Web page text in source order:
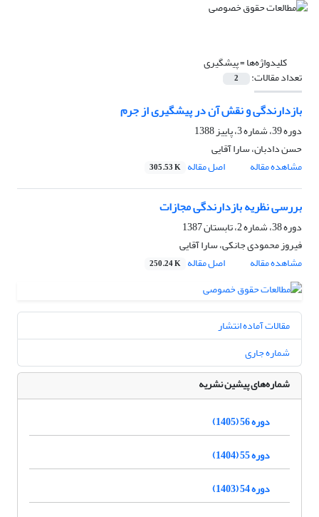
کلیدواژه‌ها =پیشگیری
تعداد مقالات: 2
بازدارندگی و نقش آن در پیشگیری از جرم
دوره 39، شماره 3، پاییز 1388
حسن دادبان، سارا آقایی
مشاهده مقاله
اصل مقاله 305.53 K
بررسی نظریه بازدارندگی مجازات
دوره 38، شماره 2، تابستان 1387
فیروز محمودی جانکی، سارا آقایی
مشاهده مقاله
اصل مقاله 250.24 K
مقالات آماده انتشار
شماره جاری
شماره‌های پیشین نشریه
دوره 56 (1405)
دوره 55 (1404)
دوره 54 (1403)